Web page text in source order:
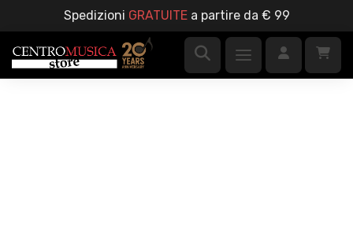
Spedizioni GRATUITEa partire da € 99